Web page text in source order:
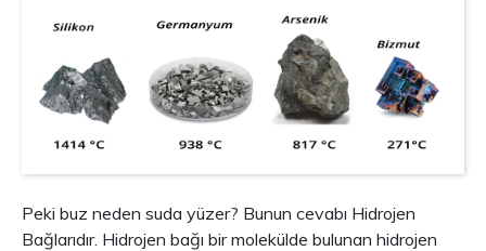
Peki buz neden suda yüzer? Bunun cevabı Hidrojen
Bağlarıdır. Hidrojen bağı bir molekülde bulunan hidrojen